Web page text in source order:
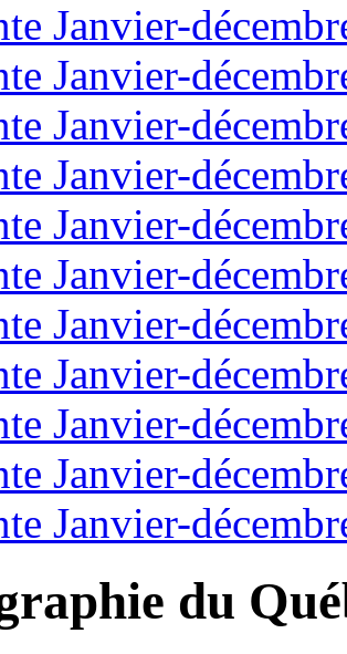
Janvier-
Janvier-
Janvier-
Janvier-
Janvier-
Janvier-
Janvier-
Janvier-
Janvier-
Janvier-
Janvier-
du